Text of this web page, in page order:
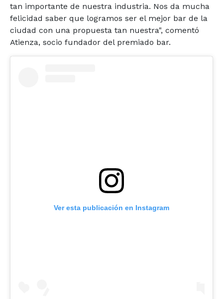
tan importante de nuestra industria. Nos da mucha
felicidad saber que logramos ser el mejor bar de la
ciudad con una propuesta tan nuestra", comentó
Atienza, socio fundador del premiado bar.
Ver esta publicación en Instagram